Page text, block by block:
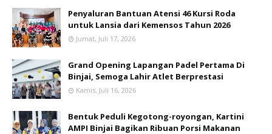
Penyaluran Bantuan Atensi 46 Kursi Roda
untuk Lansia dari Kemensos Tahun 2026
Jumat, Juli 17, 2026
Grand Opening Lapangan Padel Pertama Di
Binjai, Semoga Lahir Atlet Berprestasi
Kamis, Juli 16, 2026
Bentuk Peduli Kegotong-royongan, Kartini
AMPI Binjai Bagikan Ribuan Porsi Makanan